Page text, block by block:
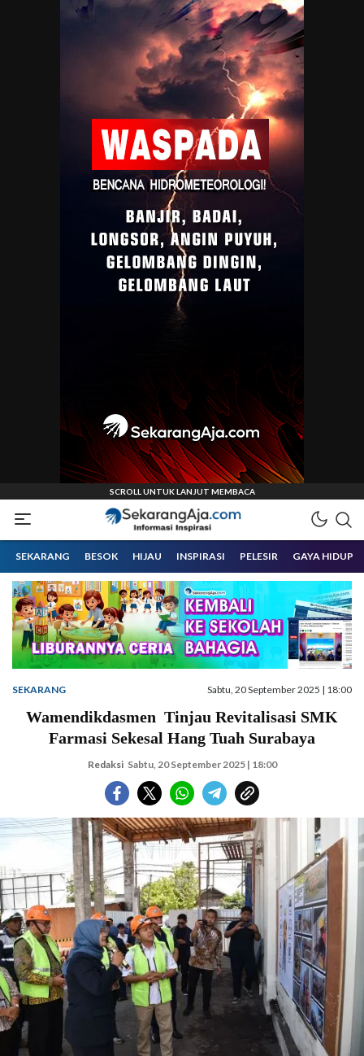
Sekarangaja
Informasi Inspirasi Malang Raya
SEKARANG BESOK HIJAU INSPIRASI PELESIR GAYA HIDUP
SEKARANG Sabtu, 20 September 2025 | 18:00
Wamendikdasmen Tinjau Revitalisasi SMK
Farmasi Sekesal Hang Tuah Surabaya
Redaksi Sabtu, 20 September 2025 | 18:00